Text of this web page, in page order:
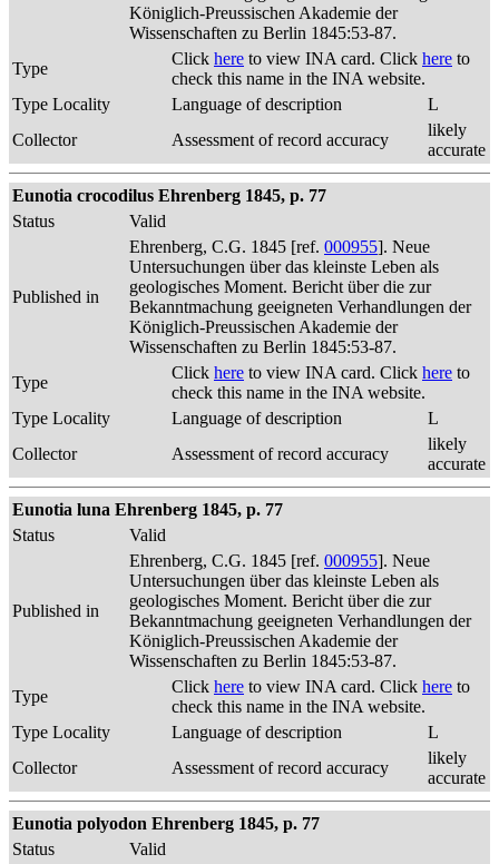
Königlich-Preussischen Akademie der
Wissenschaften zu Berlin 1845:53-87.
Type
Click here to view INA card. Click here to
check this name in the INA website.
Type Locality
Language of description
L
Collector
Assessment of record accuracy
likely
accurate
Eunotia crocodilus Ehrenberg 1845, p. 77
Status
Valid
Published in
Ehrenberg, C.G. 1845 [ref. 000955]. Neue
Untersuchungen über das kleinste Leben als
geologisches Moment. Bericht über die zur
Bekanntmachung geeigneten Verhandlungen der
Königlich-Preussischen Akademie der
Wissenschaften zu Berlin 1845:53-87.
Type
Click here to view INA card. Click here to
check this name in the INA website.
Type Locality
Language of description
L
Collector
Assessment of record accuracy
likely
accurate
Eunotia luna Ehrenberg 1845, p. 77
Status
Valid
Published in
Ehrenberg, C.G. 1845 [ref. 000955]. Neue
Untersuchungen über das kleinste Leben als
geologisches Moment. Bericht über die zur
Bekanntmachung geeigneten Verhandlungen der
Königlich-Preussischen Akademie der
Wissenschaften zu Berlin 1845:53-87.
Type
Click here to view INA card. Click here to
check this name in the INA website.
Type Locality
Language of description
L
Collector
Assessment of record accuracy
likely
accurate
Eunotia polyodon Ehrenberg 1845, p. 77
Status
Valid